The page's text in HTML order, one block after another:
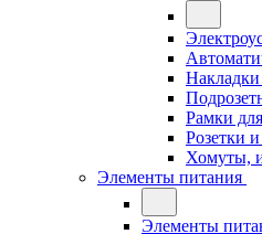
Накладки
Рамки
Розетки
Хомуты,
Элементы питания
Элементы